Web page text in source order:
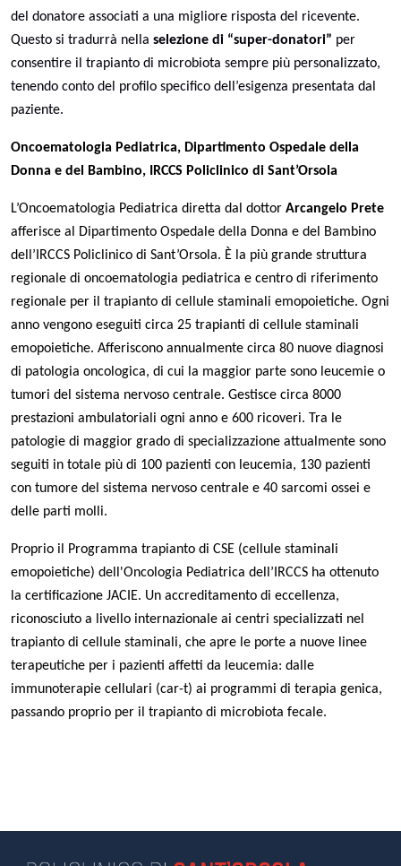
del donatore associati a una migliore risposta del ricevente.
Questo si tradurrà nella selezione di “super-donatori” per
consentire il trapianto di microbiota sempre più personalizzato,
tenendo conto del profilo specifico dell’esigenza presentata dal
paziente.
Oncoematologia Pediatrica, Dipartimento Ospedale della
Donna e del Bambino, IRCCS Policlinico di Sant’Orsola
L’Oncoematologia Pediatrica diretta dal dottor Arcangelo Prete
afferisce al Dipartimento Ospedale della Donna e del Bambino
dell’IRCCS Policlinico di Sant’Orsola. È la più grande struttura
regionale di oncoematologia pediatrica e centro di riferimento
regionale per il trapianto di cellule staminali emopoietiche. Ogni
anno vengono eseguiti circa 25 trapianti di cellule staminali
emopoietiche. Afferiscono annualmente circa 80 nuove diagnosi
di patologia oncologica, di cui la maggior parte sono leucemie o
tumori del sistema nervoso centrale. Gestisce circa 8000
prestazioni ambulatoriali ogni anno e 600 ricoveri. Tra le
patologie di maggior grado di specializzazione attualmente sono
seguiti in totale più di 100 pazienti con leucemia, 130 pazienti
con tumore del sistema nervoso centrale e 40 sarcomi ossei e
delle parti molli.
Proprio il Programma trapianto di CSE (cellule staminali
emopoietiche) dell'Oncologia Pediatrica dell’IRCCS ha ottenuto
la certificazione JACIE. Un accreditamento di eccellenza,
riconosciuto a livello internazionale ai centri specializzati nel
trapianto di cellule staminali, che apre le porte a nuove linee
terapeutiche per i pazienti affetti da leucemia: dalle
immunoterapie cellulari (car-t) ai programmi di terapia genica,
passando proprio per il trapianto di microbiota fecale.